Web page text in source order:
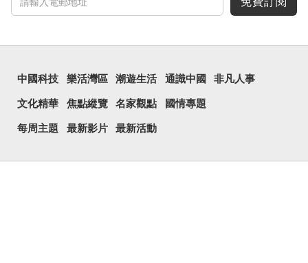
中國科技 樂活灣區 潮遊生活 通識中國 非凡人事
文化精華 焦點縱覽 名家觀點 國情專題
每周主題 最新影片 最新活動